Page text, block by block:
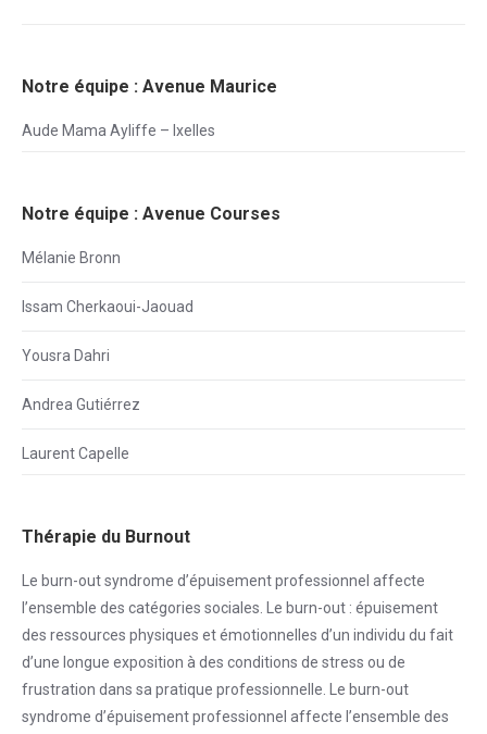
Notre équipe : Avenue Maurice
Aude Mama Ayliffe – Ixelles
Notre équipe : Avenue Courses
Mélanie Bronn
Issam Cherkaoui-Jaouad
Yousra Dahri
Andrea Gutiérrez
Laurent Capelle
Thérapie du Burnout
Le burn-out syndrome d’épuisement professionnel affecte
l’ensemble des catégories sociales. Le burn-out : épuisement
des ressources physiques et émotionnelles d’un individu du fait
d’une longue exposition à des conditions de stress ou de
frustration dans sa pratique professionnelle. Le burn-out
syndrome d’épuisement professionnel affecte l’ensemble des